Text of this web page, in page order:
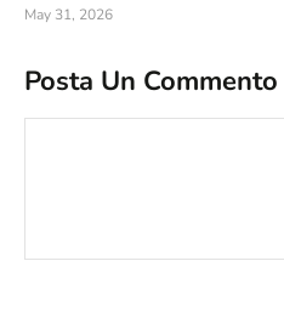
May 31, 2026
Posta Un Commento